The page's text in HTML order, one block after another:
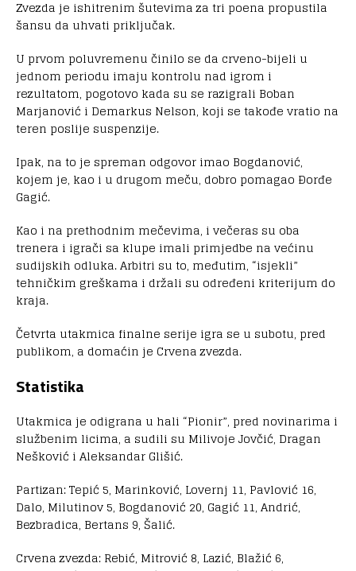
Zvezda je ishitrenim šutevima za tri poena propustila
šansu da uhvati priključak.
U prvom poluvremenu činilo se da crveno-bijeli u
jednom periodu imaju kontrolu nad igrom i
rezultatom, pogotovo kada su se razigrali Boban
Marjanović i Demarkus Nelson, koji se takođe vratio na
teren poslije suspenzije.
Ipak, na to je spreman odgovor imao Bogdanović,
kojem je, kao i u drugom meču, dobro pomagao Ðorđe
Gagić.
Kao i na prethodnim mečevima, i večeras su oba
trenera i igrači sa klupe imali primjedbe na većinu
sudijskih odluka. Arbitri su to, međutim, “isjekli”
tehničkim greškama i držali su određeni kriterijum do
kraja.
Četvrta utakmica finalne serije igra se u subotu, pred
publikom, a domaćin je Crvena zvezda.
Statistika
Utakmica je odigrana u hali “Pionir”, pred novinarima i
službenim licima, a sudili su Milivoje Jovčić, Dragan
Nešković i Aleksandar Glišić.
Partizan: Tepić 5, Marinković, Lovernj 11, Pavlović 16,
Dalo, Milutinov 5, Bogdanović 20, Gagić 11, Andrić,
Bezbradica, Bertans 9, Šalić.
Crvena zvezda: Rebić, Mitrović 8, Lazić, Blažić 6,